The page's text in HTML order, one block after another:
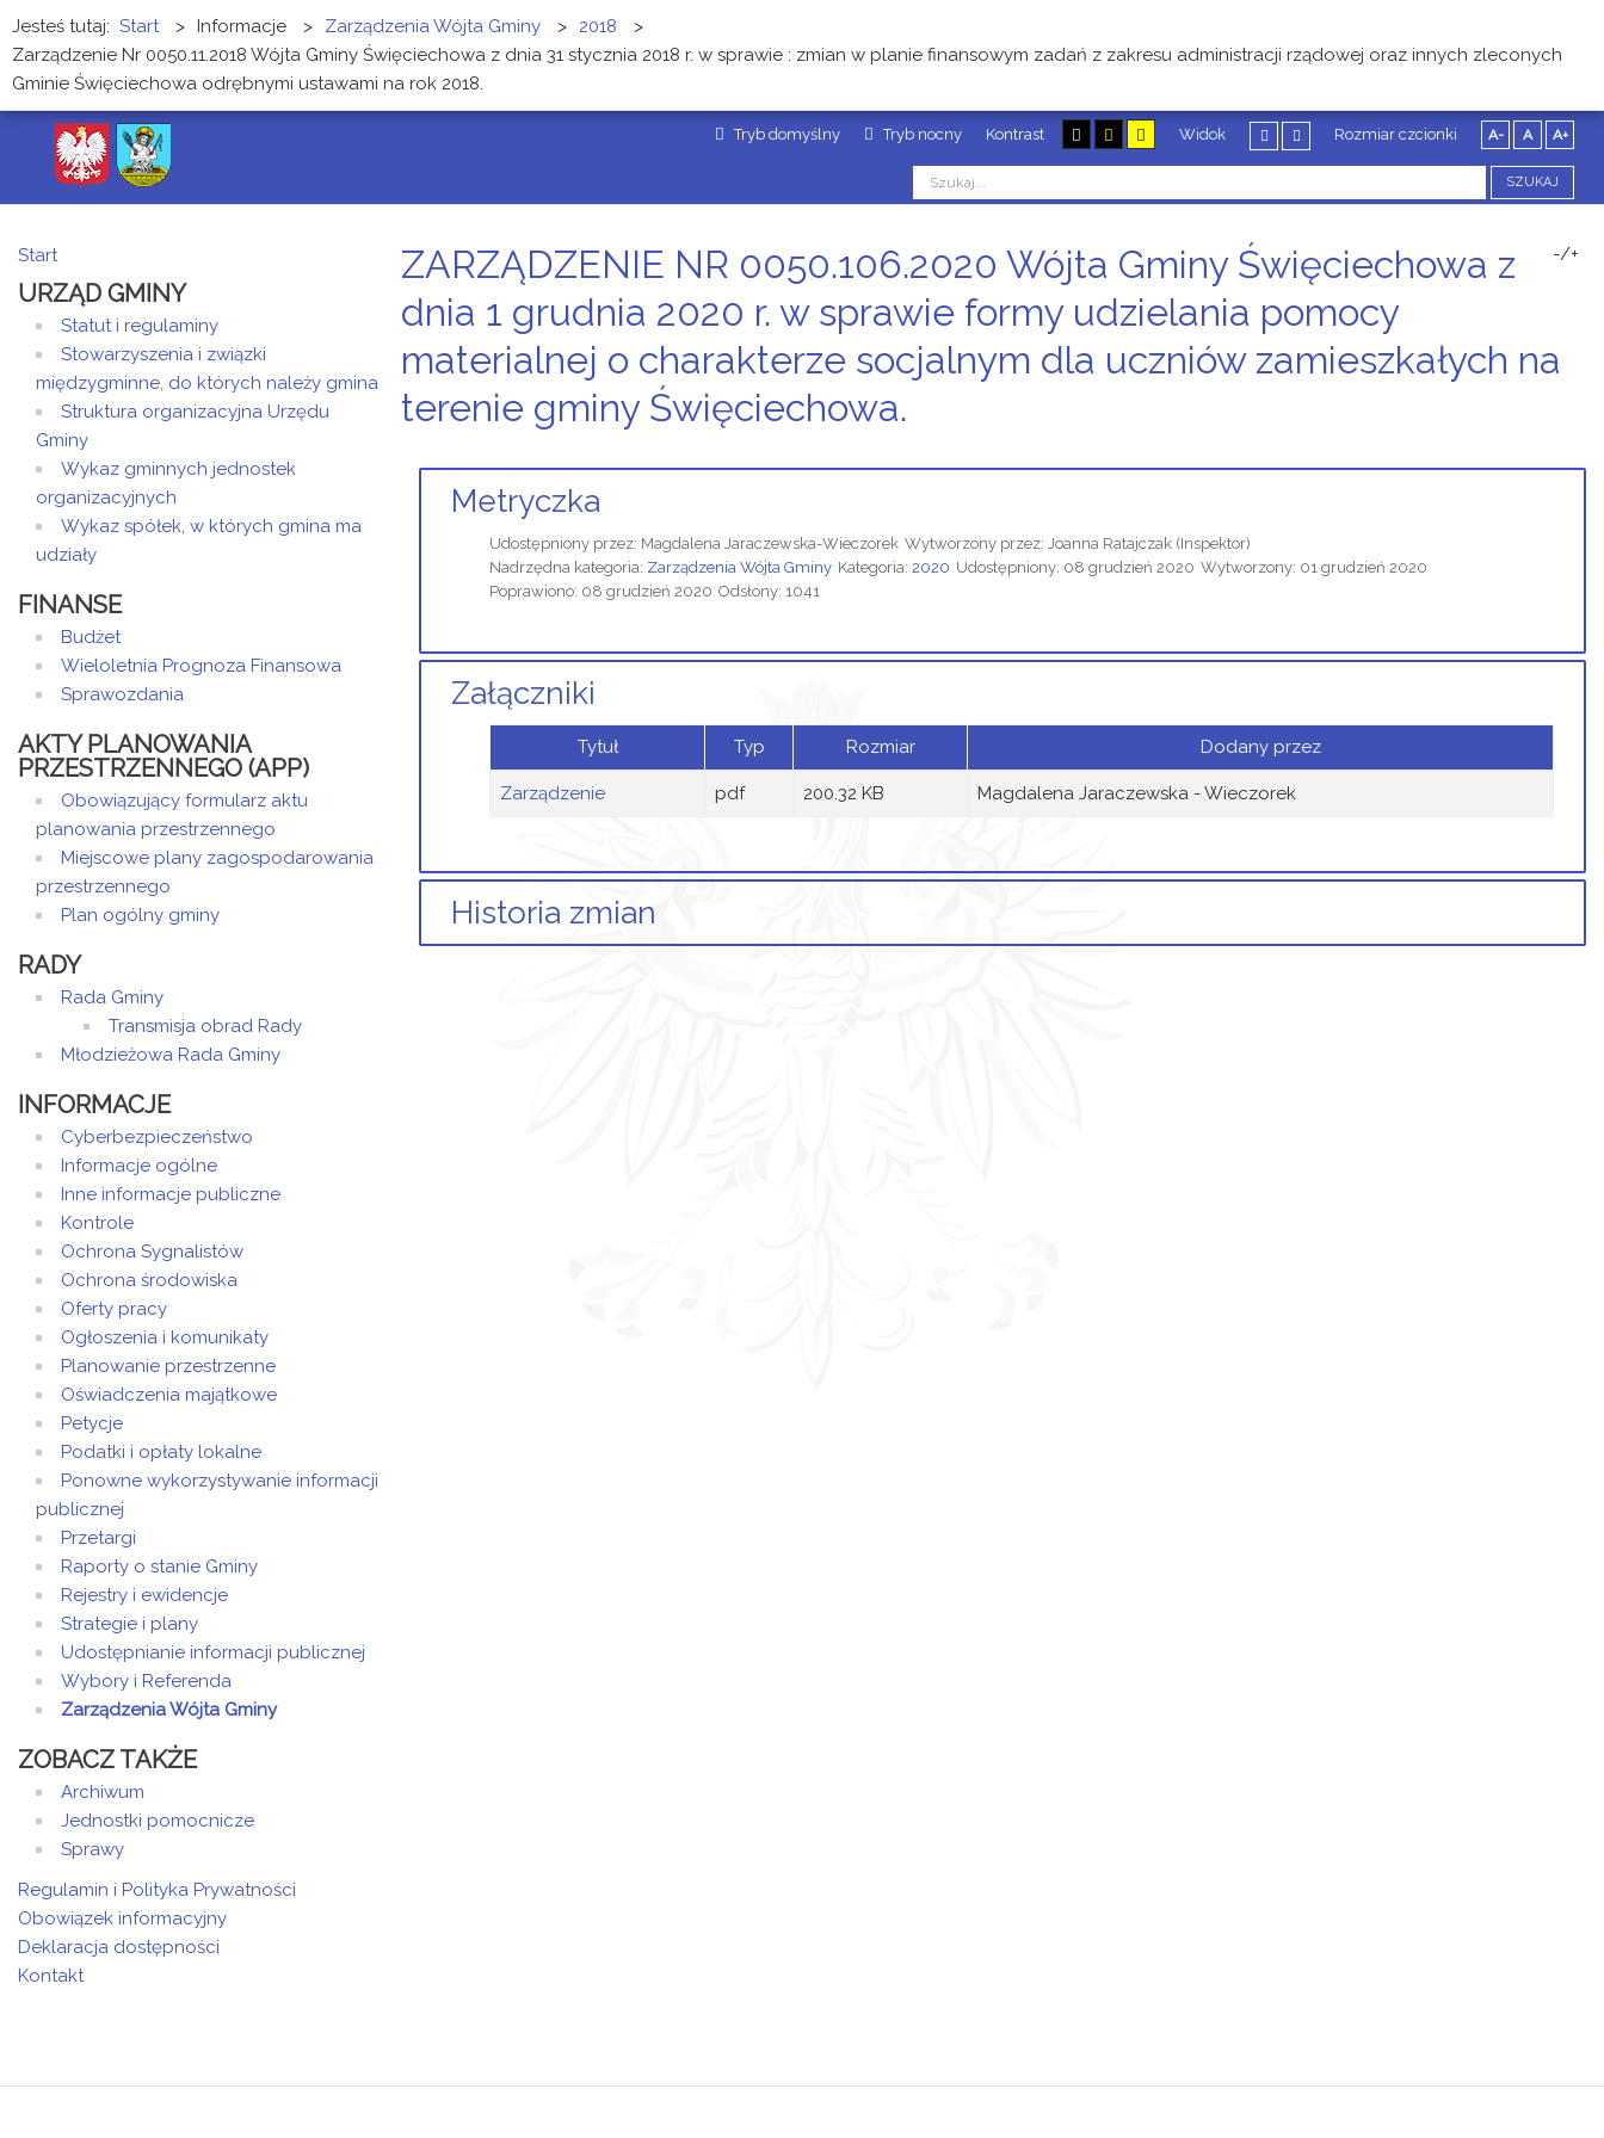
Tryb domyślny Tryb nocny Kontrast Widok Rozmiar czcionki A- A A+
SZUKAJ
Jesteś tutaj: Start > Informacje > Zarządzenia Wójta Gminy > 2018
>
Zarządzenie Nr 0050.11.2018 Wójta Gminy Święciechowa z dnia 31 stycznia 2018 r. w sprawie : zmian w planie finansowym zadań z zakresu administracji rządowej oraz innych zleconych
Gminie Święciechowa odrębnymi ustawami na rok 2018.
ZARZĄDZENIE NR 0050.106.2020 Wójta Gminy Święciechowa z
dnia 1 grudnia 2020 r. w sprawie formy udzielania pomocy
materialnej o charakterze socjalnym dla uczniów zamieszkałych na
terenie gminy Święciechowa.
-/+
Metryczka
Udostępniony przez: Magdalena Jaraczewska-Wieczorek Wytworzony przez: Joanna Ratajczak (Inspektor)
Nadrzędna kategoria: Zarządzenia Wójta Gminy Kategoria: 2020 Udostępniony: 08 grudzień 2020 Wytworzony: 01 grudzień 2020
Poprawiono: 08 grudzień 2020 Odsłony: 1041
Załączniki
Tytuł Typ Rozmiar Dodany przez
Zarządzenie pdf 200.32 KB Magdalena Jaraczewska - Wieczorek
Historia zmian
Start
URZĄD GMINY
Statut i regulaminy
Stowarzyszenia i związki
międzygminne, do których należy gmina
Struktura organizacyjna Urzędu
Gminy
Wykaz gminnych jednostek
organizacyjnych
Wykaz spółek, w których gmina ma
udziały
FINANSE
Budżet
Wieloletnia Prognoza Finansowa
Sprawozdania
AKTY PLANOWANIA
PRZESTRZENNEGO (APP)
Obowiązujący formularz aktu
planowania przestrzennego
Miejscowe plany zagospodarowania
przestrzennego
Plan ogólny gminy
RADY
Rada Gminy
Transmisja obrad Rady
Młodzieżowa Rada Gminy
INFORMACJE
Cyberbezpieczeństwo
Informacje ogólne
Inne informacje publiczne
Kontrole
Ochrona Sygnalistów
Ochrona środowiska
Oferty pracy
Ogłoszenia i komunikaty
Planowanie przestrzenne
Oświadczenia majątkowe
Petycje
Podatki i opłaty lokalne
Ponowne wykorzystywanie informacji
publicznej
Przetargi
Raporty o stanie Gminy
Rejestry i ewidencje
Strategie i plany
Udostępnianie informacji publicznej
Wybory i Referenda
Zarządzenia Wójta Gminy
ZOBACZ TAKŻE
Archiwum
Jednostki pomocnicze
Sprawy
Regulamin i Polityka Prywatności
Obowiązek informacyjny
Deklaracja dostępności
Kontakt